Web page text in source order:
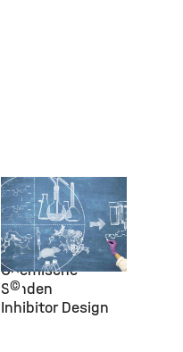
©
Gruppe
Plettenburg
Gerichteter
Wirkstofftransport
Chemische
Sonden
Inhibitor Design